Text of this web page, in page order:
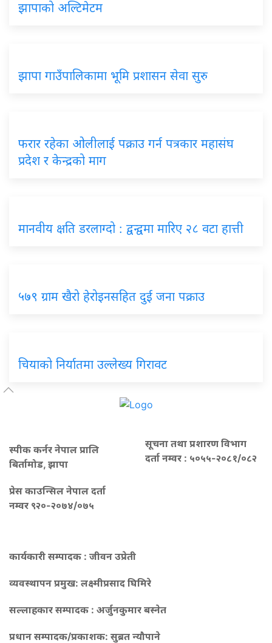
झापाको अल्टिमेटम
झापा गाउँपालिकामा भूमि प्रशासन सेवा सुरु
फरार रहेका ओलीलाई पक्राउ गर्न पत्रकार महासंघ
प्रदेश र केन्द्रको माग
मानवीय क्षति डरलाग्दो : द्वन्द्वमा मारिए २८ वटा हात्ती
५७९ ग्राम खैरो हेरोइनसहित दुई जना पक्राउ
चियाको निर्यातमा उल्लेख्य गिरावट
स्पीक कर्नर नेपाल प्रालि
बिर्तामोड, झापा
प्रेस काउन्सिल नेपाल दर्ता
नम्वर ९२०-२०७४/०७५
सूचना तथा प्रशारण विभाग
दर्ता नम्वर : ५०५५-२०८१/०८२
कार्यकारी सम्पादक : जीवन उप्रेती
व्यवस्थापन प्रमुख: लक्ष्मीप्रसाद घिमिरे
सल्लाहकार सम्पादक : अर्जुनकुमार बस्नेत
प्रधान सम्पादक/प्रकाशक: सुब्रत न्यौपाने